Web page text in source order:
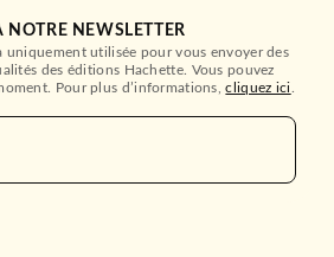
NOTRE NEWSLETTER
uniquement utilisée pour vous envoyer des
des éditions Hachette. Vous pouvez
Pour plus d’informations,cliquez ici